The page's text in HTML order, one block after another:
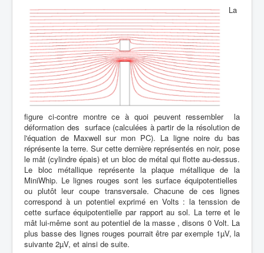
La
figure ci-contre montre ce à quoi peuvent ressembler la
déformation des surface (calculées à partir de la résolution de
l'équation de Maxwell sur mon PC). La ligne noire du bas
réprésente la terre. Sur cette dernière représentés en noir, pose
le mât (cylindre épais) et un bloc de métal qui flotte au-dessus.
Le bloc métallique représente la plaque métallique de la
MiniWhip. Le lignes rouges sont les surface équipotentielles
ou plutôt leur coupe transversale. Chacune de ces lignes
correspond à un potentiel exprimé en Volts : la tenssion de
cette surface équipotentielle par rapport au sol. La terre et le
mât lui-même sont au potentiel de la masse , disons 0 Volt. La
plus basse des lignes rouges pourrait être par exemple 1µV, la
suivante 2µV, et ainsi de suite.